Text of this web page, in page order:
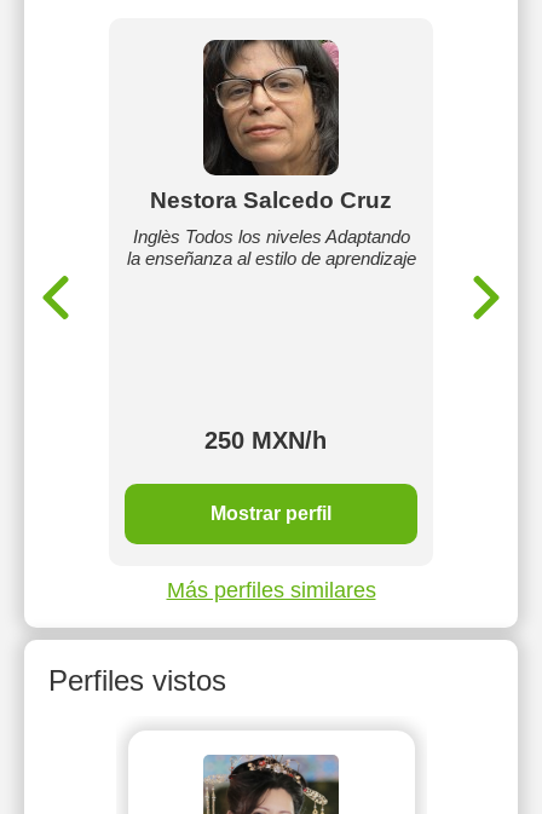
Nestora Salcedo Cruz
Inglès Todos los niveles Adaptando
la enseñanza al estilo de aprendizaje
250 MXN/h
Mostrar perfil
Más perfiles similares
Perfiles vistos